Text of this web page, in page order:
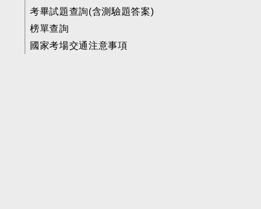
考畢試題查詢(含測驗題答案)
榜單查詢
國家考場交通注意事項